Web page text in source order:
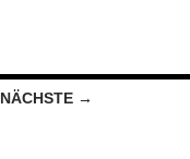
NÄCHSTE →